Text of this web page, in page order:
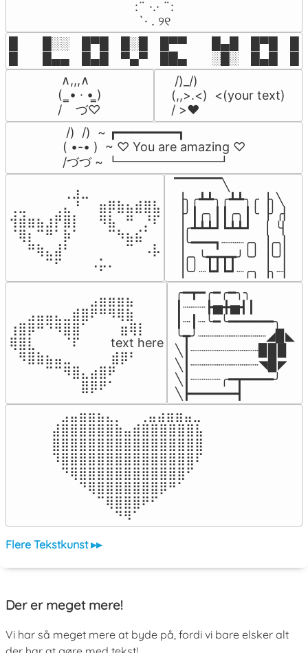
⠀:¨ ·.· ¨:⠀
⠀ `· . ୨୧⠀
█  █░░ █▀█ █░█ █▀▀  █▄█ █▀█
█  █▄▄ █▄█ ▀▄▀ ██▄  ░█░ █▄█
∧,,,∧
(  ̳• · • ̳)
/    づ♡
/)_/)
(,,>.<)  <(your text)
/ >❤️
/)  /)  ~ ┏━━━━━━━━┓
( •-• )  ~ ♡ You are amazing ♡
/づづ ~ ┗━━━━━━━━┛
⠀⠀⠀⠀⠀⠀⢀⣰⣀⠀⠀⠀⠀⠀⠀⠀⠀
⢀⣀⠀⠀⠀⢀⣄⠘⠀⠀⣶⡿⣷⣦⣾⣿⣧
⢺⣾⣶⣦⣰⡟⣿⡇⠀⠀⠻⣧⠀⠛⠀⡘⠏
⠈⢿⡆⠉⠛⠁⡷⠁⠀⠀⠀⠉⠳⣦⣮⠁⠀
⠀⠀⠛⢷⣄⣼⠃⠀⠀⠀⠀⠀⠀⠉⠀⠠⡧
⠀⠀⠀⠀⠉⠋⠀⠀⠀⠠⡥⠄⠀⠀⠀⠀⠀
▔▔▔▔▔╲
▕╮╭┻┻╮╭┻┻╮╭▕╮╲
▕╯┃╭╮┃┃╭╮┃╰▕╯╭▏
▕╭┻┻┻┛┗┻┻┛  ▕  ╰▏
▕╰━━━┓┈┈┈╭╮▕╭╮▏
▕╭╮╰┳┳┳┳╯╰╯▕╰╯▏
▕╰╯┈┗┛┗┛┈╭╮▕╮┈▏
⠀⠀⠀⠀⠀⠀⠀⠀⠀⣠⣶⣶⣶⣦⠀⠀
⠀⠀⣠⣤⣤⣄⣀⣾⣿⠟⠛⠻⢿⣷⠀
⢰⣿⡿⠛⠙⠻⣿⣿⠁⠀⠀ ⠀⣶⢿⡇
⢿⣿⣇⠀⠀⠀⠈⠏⠀⠀⠀ text here
⠀⠻⣿⣷⣦⣤⣀⠀⠀⠀ ⠀⣾⡿⠃⠀
⠀⠀⠀⠀⠉⠉⠻⣿⣄⣴⣿⠟⠀⠀⠀
⠀⠀⠀⠀⠀⠀⠀⠀⣿⡿⠟⠁⠀⠀⠀
╭━┳━╭━╭━╮╮
┃┈┈┈┣▅╋▅┫┃
┃┈┃┈╰━╰━━━━━━╮
╰┳╯┈┈┈┈┈┈┈┈┈◢▉◣
╲┃┈┈┈┈┈┈┈┈┈▉▉▉
╲┃┈┈┈┈┈┈┈┈┈◥▉◤
╲┃┈┈┈┈╭━┳━━━━╯
╲┣━━━━━━┫﻿
⠀⣠⣤⣶⣶⣦⣄⡀  ⠀⢀⣤⣴⣶⣶⣤⣀⠀
⣼⣿⣿⣿⣿⣿⣿⣷⣤⣾⣿⣿⣿⣿⣿⣿⣧
⣿⣿⣿⣿⣿⣿⣿⣿⣿⣿⣿⣿⣿⣿⣿⣿⣿
⠹⣿⣿⣿⣿⣿⣿⣿⣿⣿⣿⣿⣿⣿⣿⣿⠏
⠀⠙⢿⣿⣿⣿⣿⣿⣿⣿⣿⣿⣿⣿⣿⠋⠀
⠀⠀⠀⠙⢿⣿⣿⣿⣿⣿⣿⣿⡿⠛⠁⠀⠀
⠀⠀⠀⠀⠀⠉⢿⣿⣿⣿⠟⠋⠀⠀⠀⠀⠀
⠀⠀⠀⠀⠀⠀⠀⠙⠻⠁⠀⠀⠀⠀⠀⠀⠀⠀⠀⠀⠀⠀⠀
Flere Tekstkunst ▸▸
Der er meget mere!
Vi har så meget mere at byde på, fordi vi bare elsker alt